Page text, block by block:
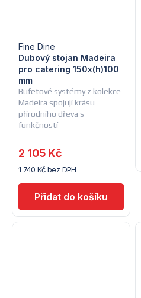
Bufetové systémy z kolekce
Madeira spojují krásu
přírodního dřeva s
funkčností
Dubový stojan Madeira
pro catering 150x(h)100
mm
Fine Dine
1 740 Kč bez DPH
2 105 Kč